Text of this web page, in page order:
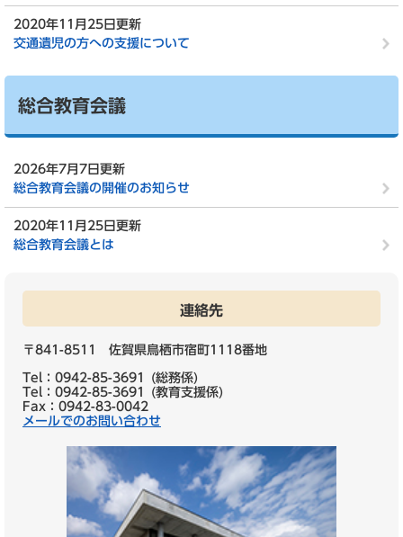
2020年11月25日更新
交通遺児の方への支援について
総合教育会議
2026年7月7日更新
総合教育会議の開催のお知らせ
2020年11月25日更新
総合教育会議とは
連絡先
〒841-8511 佐賀県鳥栖市宿町1118番地
Tel：0942-85-3691
総務係
Tel：0942-85-3691
教育支援係
Fax：0942-83-0042
メールでのお問い合わせ